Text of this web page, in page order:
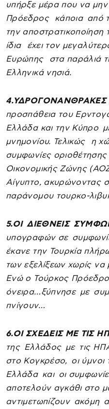
υπήρξε μέρα που να
Πρόεδρος κάποια από
την
ίδια έχει τον
Ευρώπης στα παράλιά
Ελληνικά νησιά.
4.ΥΔΡΟΓΟΝΑΝΘΡΑΚΕΣ
προσπάθεια του
Ελλάδα και την Κύπρο
μνημονίου. Τελικώς η
συμφωνίες οριοθέτησης
Οικονομικής Ζώνης
Αίγυπτο, ακυρώνοντας
παράνομου τουρκο-
5.ΟΙ ΔΙΕΘΝΕΙΣ
υπογραφών σε
έκανε την Τουρκία
των εξελίξεων χωρίς να
Ενώ ο Τούρκος
όνειρα…ξύπνησε με
πνίγουν…
6.ΟΙ ΣΧΕΔΕΙΣ ΜΕ ΤΙΣ
της Ελλάδος με τις
στο Κογκρέσο, οι ύμνοι
Ελλάδα και οι
αποτελούν αγκάθι στο
αντιμετωπίζουν ακόμη